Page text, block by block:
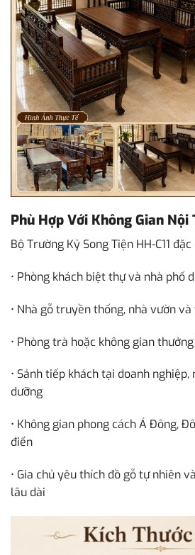
Phù Hợp Với Không Gian Nội
Bộ Trường Kỷ Song Tiện HH-C11
• Phòng khách biệt thự và nhà phố
• Nhà gỗ truyền thống, nhà vườn
• Phòng trà hoặc không gian
• Sảnh tiếp khách tại doanh
dưỡng
• Không gian phong cách Á Đông,
điển
• Gia chủ yêu thích đồ gỗ tự nhiên
lâu dài